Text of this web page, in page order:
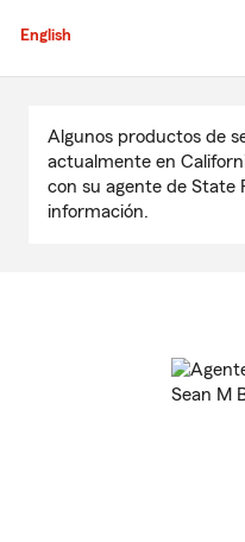
English
contenido
principal
Algunos productos de
actualmente en
con su agente de State
información.